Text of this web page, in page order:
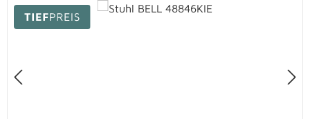
Bildergalerie überspringen